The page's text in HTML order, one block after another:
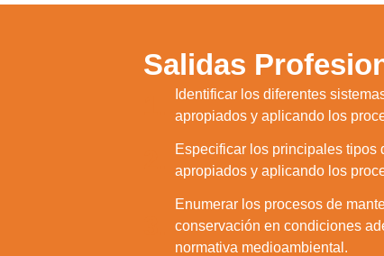
Salidas
Identificar los diferentes
apropiados y aplicando los
Especificar los principales tipos
apropiados y aplicando los
Enumerar los procesos de
conservación en condiciones
normativa medioambiental.